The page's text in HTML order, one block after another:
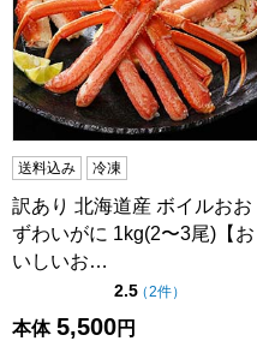
送料込み 冷凍
訳あり 北海道産 ボイルおお
ずわいがに 1kg(2〜3尾)【お
いしいお…
2.5点（5点満点中）
（2件の評価
）
本体 5,500円